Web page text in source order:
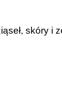
skóry i